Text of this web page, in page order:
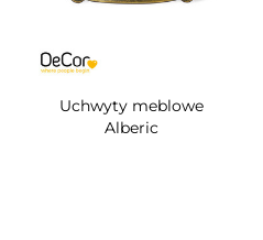
Uchwyty meblowe
Alberic